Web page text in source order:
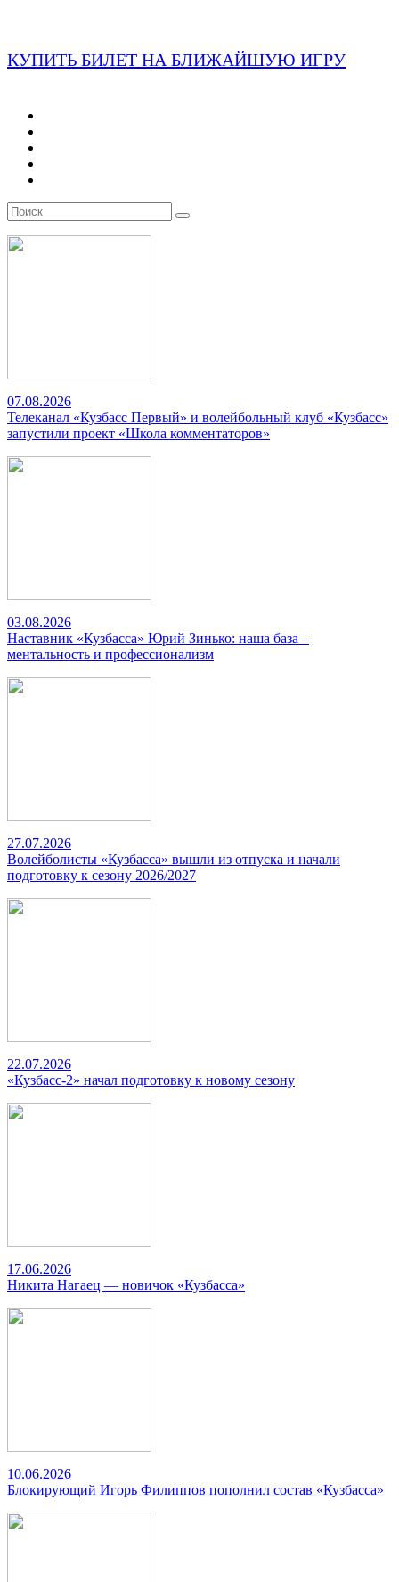
КУПИТЬ БИЛЕТ НА БЛИЖАЙШУЮ ИГРУ
07.08.2026
Телеканал «Кузбасс Первый» и волейбольный клуб «Кузбасс»
запустили проект «Школа комментаторов»
03.08.2026
Наставник «Кузбасса» Юрий Зинько: наша база –
ментальность и профессионализм
27.07.2026
Волейболисты «Кузбасса» вышли из отпуска и начали
подготовку к сезону 2026/2027
22.07.2026
«Кузбасс-2» начал подготовку к новому сезону
17.06.2026
Никита Нагаец — новичок «Кузбасса»
10.06.2026
Блокирующий Игорь Филиппов пополнил состав «Кузбасса»